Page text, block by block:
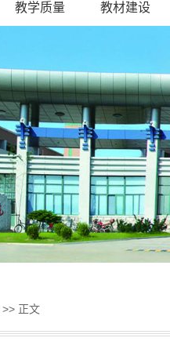
教学质量 教材建设
>> 正文